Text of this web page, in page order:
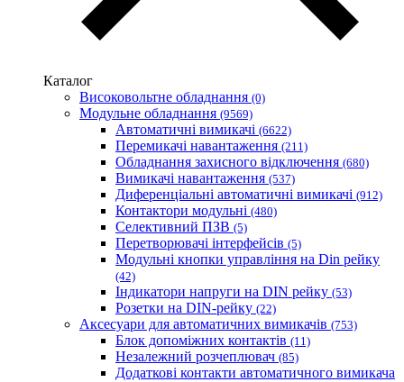
Каблекс Одеса
Мегомметр (Україна)
Промфактор
Термофіт
Укренерго-Альянс (Україна)
Каталог
Високовольтне обладнання (0)
Модульне обладнання (9569)
Автоматичні вимикачі (6622)
Перемикачі навантаження (211)
Обладнання захисного відключення (680)
Вимикачі навантаження (537)
Диференціальні автоматичні вимикачі (912)
Контактори модульні (480)
Селективний ПЗВ (5)
Перетворювачі інтерфейсів (5)
Модульні кнопки управління на Din рейку
(42)
Індикатори напруги на DIN рейку (53)
Розетки на DIN-рейку (22)
Аксесуари для автоматичних вимикачів (753)
Блок допоміжних контактів (11)
Незалежний розчеплювач (85)
Додаткові контакти автоматичного вимикача